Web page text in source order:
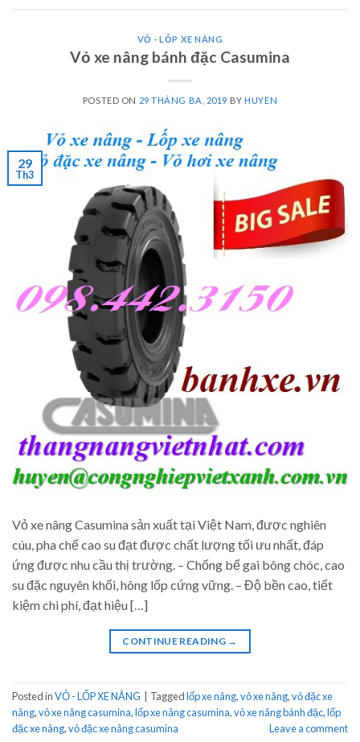
VỎ - LỐP XE NÂNG
Vỏ xe nâng bánh đặc Casumina
POSTED ON 29 THÁNG BA, 2019 BYHUYEN
29
Th3
Vỏ xe nâng Casumina sản xuất tại Việt Nam, được nghiên
cúu, pha chế cao su đạt được chất lượng tối ưu nhất, đáp
ứng được nhu cầu thị trường. – Chống bể gai bông chóc, cao
su đặc nguyên khối, hông lốp cứng vững. – Độ bền cao, tiết
kiệm chi phí, đạt hiệu […]
CONTINUE READING →
Posted inVỎ - LỐP XE NÂNG Taggedlốp xe nâng,vỏ xe nâng,vỏ đặc xe
nâng,vỏ xe nâng casumina,lốp xe nâng casumina,vỏ xe nâng bánh đặc,lốp
đặc xe nâng,vỏ đặc xe nâng casumina Leave a comment